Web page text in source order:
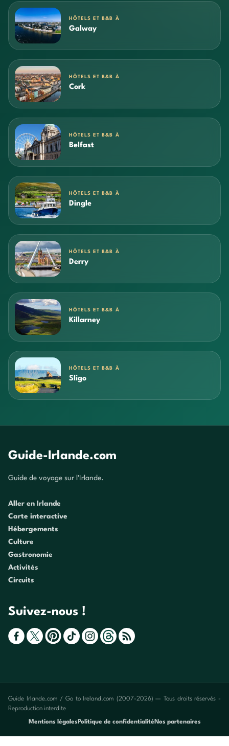
HÔTELS ET B&B À
Galway
HÔTELS ET B&B À
Cork
HÔTELS ET B&B À
Belfast
HÔTELS ET B&B À
Dingle
HÔTELS ET B&B À
Derry
HÔTELS ET B&B À
Killarney
HÔTELS ET B&B À
Sligo
Guide-Irlande.com
Guide de voyage sur l'Irlande.
Aller en Irlande
Carte interactive
Hébergements
Culture
Gastronomie
Activités
Circuits
Suivez-nous !
Guide Irlande.com / Go to Ireland.com (2007-2026) — Tous droits réservés -
Reproduction interdite
Mentions légales Politique de confidentialité Nos partenaires